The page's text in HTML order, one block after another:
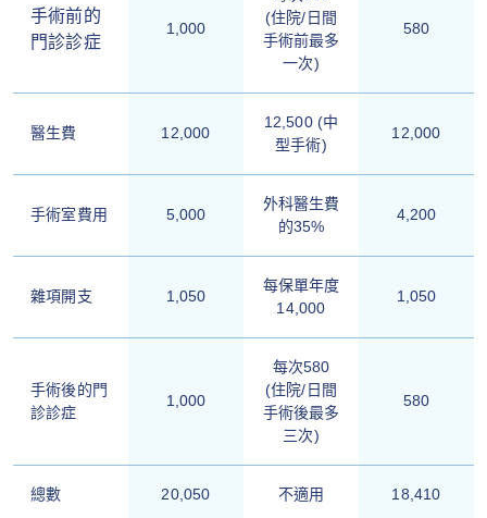
手術前的
門診診症
1,000
(住院/日間
手術前最多
一次)
580
醫生費 12,000
12,500 (中
型手術)
12,000
手術室費用 5,000
外科醫生費
的35%
4,200
雜項開支 1,050
每保單年度
14,000
1,050
手術後的門
診診症
1,000
每次580
(住院/日間
手術後最多
三次)
580
總數 20,050 不適用 18,410